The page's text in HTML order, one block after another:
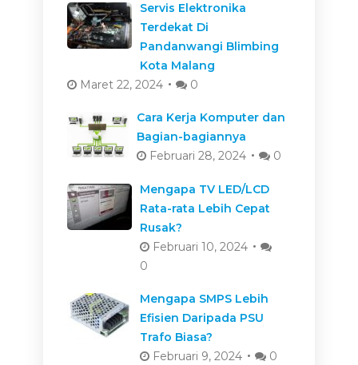
Servis Elektronika
Terdekat Di
Pandanwangi Blimbing
Kota Malang
Maret 22, 2024
0
Cara Kerja Komputer dan
Bagian-bagiannya
Februari 28, 2024
0
Mengapa TV LED/LCD
Rata-rata Lebih Cepat
Rusak?
Februari 10, 2024
0
Mengapa SMPS Lebih
Efisien Daripada PSU
Trafo Biasa?
Februari 9, 2024
0